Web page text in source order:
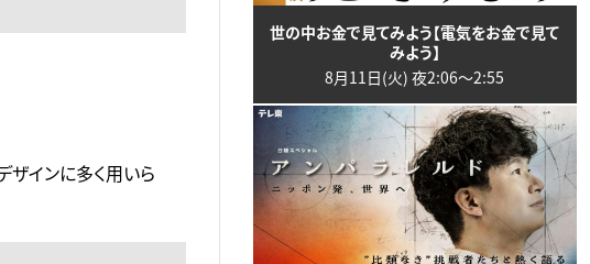
インに多く用いら
世の中お金で見てみよう【電気をお金で見て
みよう】
8月11日(火) 夜2:06〜2:55